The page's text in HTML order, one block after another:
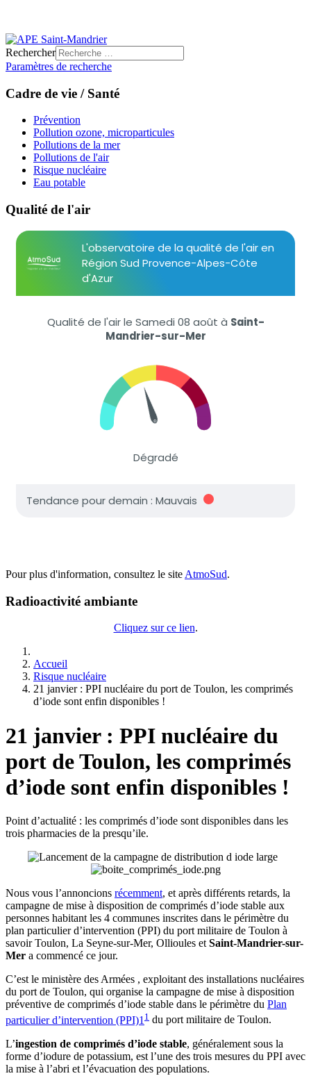
Rechercher
Paramètres de recherche
Cadre de vie / Santé
Prévention
Pollution ozone, microparticules
Pollutions de la mer
Pollutions de l'air
Risque nucléaire
Eau potable
Qualité de l'air
Pour plus d'information, consultez le site AtmoSud.
Radioactivité ambiante
Cliquez sur ce lien.
Accueil
Risque nucléaire
21 janvier : PPI nucléaire du port de Toulon, les comprimés
d’iode sont enfin disponibles !
21 janvier : PPI nucléaire du
port de Toulon, les comprimés
d’iode sont enfin disponibles !
Point d’actualité : les comprimés d’iode sont disponibles dans les
trois pharmacies de la presqu’ile.
Nous vous l’annoncions récemment, et après différents retards, la
campagne de mise à disposition de comprimés d’iode stable aux
personnes habitant les 4 communes inscrites dans le périmètre du
plan particulier d’intervention (PPI) du port militaire de Toulon à
savoir Toulon, La Seyne-sur-Mer, Ollioules et Saint-Mandrier-sur-
Mer a commencé ce jour.
C’est le ministère des Armées , exploitant des installations nucléaires
du port de Toulon, qui organise la campagne de mise à disposition
préventive de comprimés d’iode stable dans le périmètre du Plan
particulier d’intervention (PPI)1 1 du port militaire de Toulon.
L’ingestion de comprimés d’iode stable, généralement sous la
forme d’iodure de potassium, est l’une des trois mesures du PPI avec
la mise à l’abri et l’évacuation des populations.